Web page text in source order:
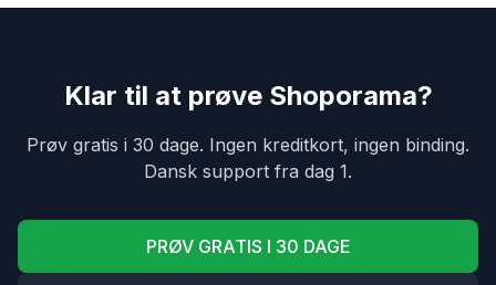
Klar til at prøve Shoporama?
Prøv gratis i 30 dage. Ingen kreditkort, ingen binding.
Dansk support fra dag 1.
PRØV GRATIS I 30 DAGE